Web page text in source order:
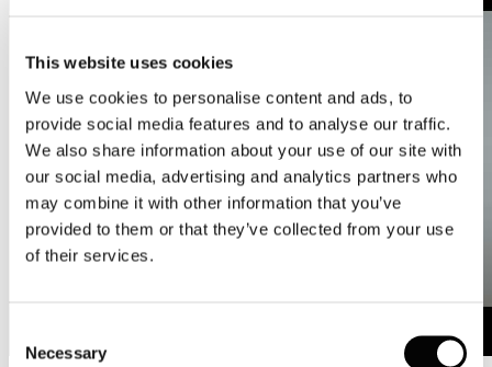
This website uses cookies
We use cookies to personalise content and ads, to
provide social media features and to analyse our traffic.
We also share information about your use of our site with
our social media, advertising and analytics partners who
may combine it with other information that you’ve
provided to them or that they’ve collected from your use
of their services.
Selection
Necessary